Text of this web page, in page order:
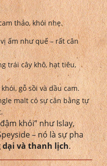
thảo, khói nhẹ.
ấm như quế – rất cân
trái cây khô, hạt tiêu,
gỗ sồi và dầu cam.
malt có sự cân bằng tự
khói” như Islay,
– nó là sự pha
dại và thanh lịch.